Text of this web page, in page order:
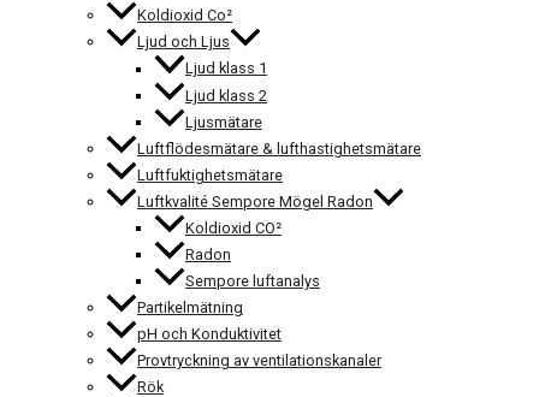
Koldioxid Co²
Ljud och Ljus
Ljud klass 1
Ljud klass 2
Ljusmätare
Luftflödesmätare & lufthastighetsmätare
Luftfuktighetsmätare
Luftkvalité Sempore Mögel Radon
Koldioxid CO²
Radon
Sempore luftanalys
Partikelmätning
pH och Konduktivitet
Provtryckning av ventilationskanaler
Rök